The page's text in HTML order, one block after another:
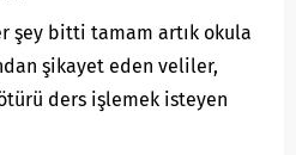
şey bitti tamam artık okula
şikayet eden veliler,
ders işlemek isteyen